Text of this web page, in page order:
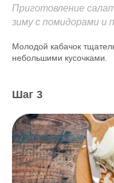
Приготовление
зиму с помидорами и
Молодой кабачок
небольшими кусочками.
Шаг 3